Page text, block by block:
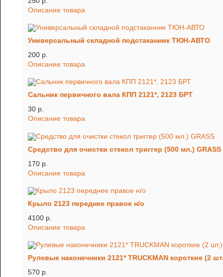
Описание товара
Универсальный складной подстаканник ТЮН-АВТО
200 p.
Описание товара
Сальник первичного вала КПП 2121*, 2123 БРТ
30 p.
Описание товара
Средство для очистки стекол триггер (500 мл.) GRASS
170 p.
Описание товара
Крыло 2123 переднее правое н/о
4100 p.
Описание товара
Рулевые наконечники 2121* TRUCKMAN короткие (2
570 p.